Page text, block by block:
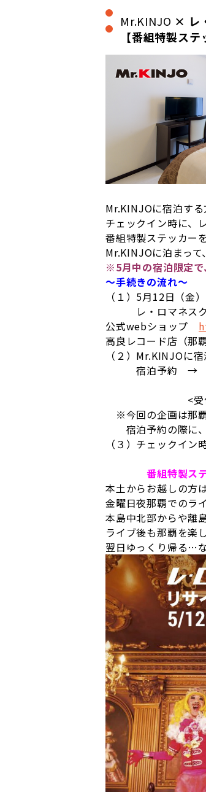
Mr.KINJO × レ
【番組特製ス
Mr.KINJOに宿泊する
チェックイン時に、
番組特製ステッカー
Mr.KINJOに泊まって
※5月中の宿泊限定で
〜手続きの流れ〜
（１）5月12日（金
レ・ロマネスク
公式webショップ
高良レコード店（那
（２）Mr.KINJOに宿
宿泊予約 →
電話
<受付時間>
※今回の企画は那覇
宿泊予約の際に、
（３）チェックイン
番組特製ス
本土からお越しの方
金曜日夜那覇でのラ
本島中北部からや離
ライブ後も那覇を楽
翌日ゆっくり帰る…